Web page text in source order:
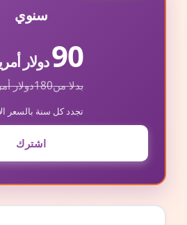
سنوي
90دولار
بدلا من180دولار
تجدد كل سنة بالسعر
اشترك